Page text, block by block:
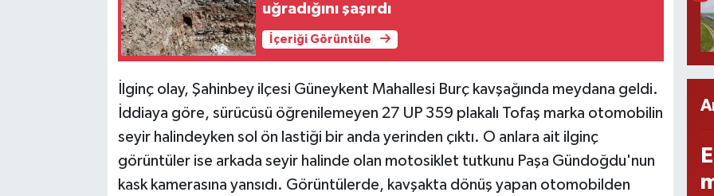
uğradığını şaşırdı
İçeriği Görüntüle
İlginç olay, Şahinbey ilçesi Güneykent Mahallesi Burç kavşağında meydana geldi.
İddiaya göre, sürücüsü öğrenilemeyen 27 UP 359 plakalı Tofaş marka otomobilin
seyir halindeyken sol ön lastiği bir anda yerinden çıktı. O anlara ait ilginç
görüntüler ise arkada seyir halinde olan motosiklet tutkunu Paşa Gündoğdu'nun
kask kamerasına yansıdı. Görüntülerde, kavşakta dönüş yapan otomobilden
KÜLTÜR SANAT